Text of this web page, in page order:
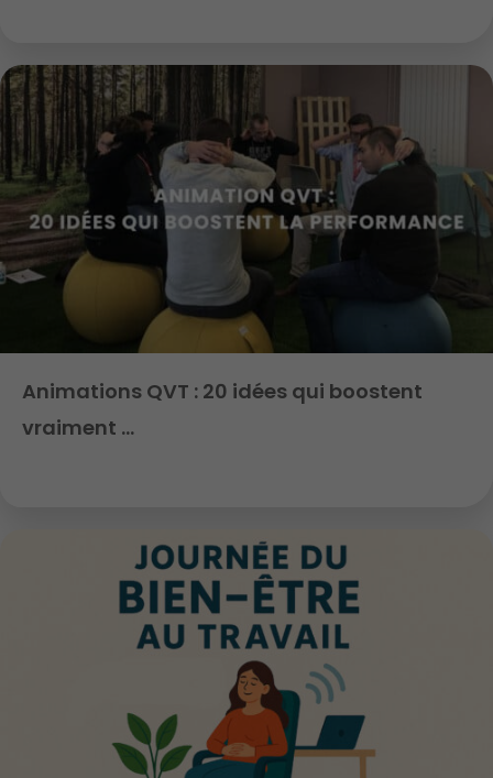
Animations QVT : 20 idées qui boostent
vraiment …